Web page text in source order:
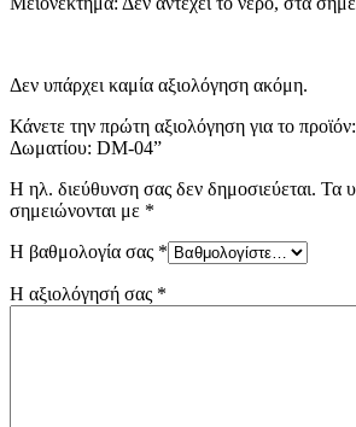
Δεν υπάρχει καμία αξιολόγηση ακόμη.
Κάνετε την πρώτη αξιολόγηση για το
Δωματίου: DM-04”
Η ηλ. διεύθυνση σας δεν δημοσιεύεται. Τα
σημειώνονται με *
Η βαθμολογία σας *
Η αξιολόγησή σας *